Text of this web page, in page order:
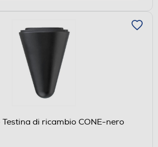
Testina di ricambio CONE-nero